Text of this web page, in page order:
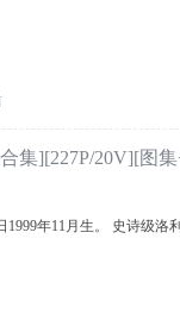
集][227P/20V][图
年11月生。 史诗级洛